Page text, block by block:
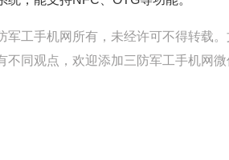
军工手机网所有，未经许可不得转载
不同观点，欢迎添加三防军工手机网